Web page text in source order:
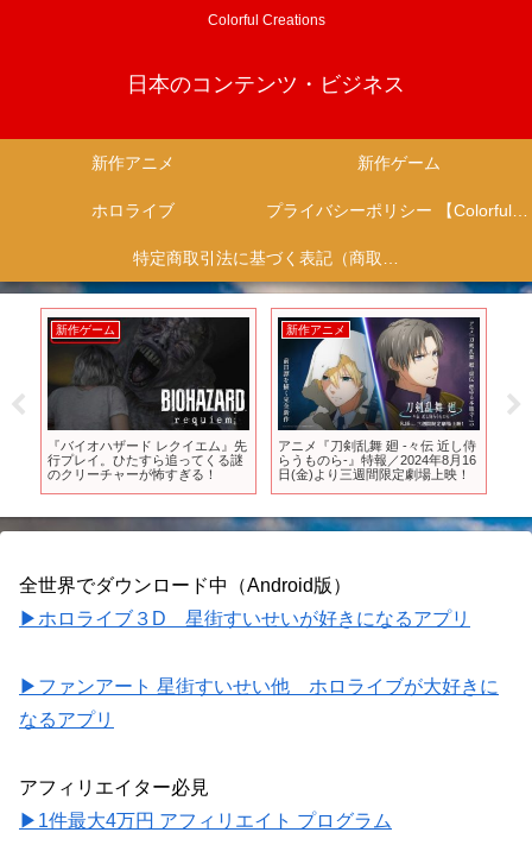
Colorful Creations
日本のコンテンツ・ビジネス
新作アニメ 新作ゲーム
ホロライブ プライバシーポリシー 【Colorful Creation】
特定商取引法に基づく表記（商取引に関する開示）
新作ゲーム
『バイオハザード レクイエム』先
行プレイ。ひたすら追ってくる謎
のクリーチャーが怖すぎる！
新作アニメ
アニメ『刀剣乱舞 廻 -々伝 近し侍
らうものら-』特報／2024年8月16
日(金)より三週間限定劇場上映！
全世界でダウンロード中（Android版）
▶ホロライブ３D 星街すいせいが好きになるアプリ
▶ファンアート 星街すいせい他 ホロライブが大好きに
なるアプリ
アフィリエイター必見
▶1件最大4万円 アフィリエイト プログラム